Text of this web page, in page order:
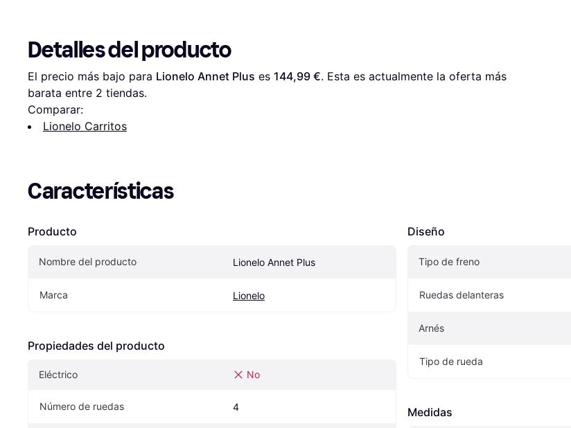
Detalles del producto
El precio más bajo para Lionelo Annet Plus es 144,99 €. Esta es actualmente la oferta más
barata entre 2 tiendas.
Comparar:
Lionelo Carritos
Características
Producto
Nombre del producto Lionelo Annet Plus
Marca Lionelo
Propiedades del producto
Eléctrico No
Número de ruedas 4
Diseño
Tipo de freno
Ruedas delanteras
Arnés
Tipo de rueda
Medidas